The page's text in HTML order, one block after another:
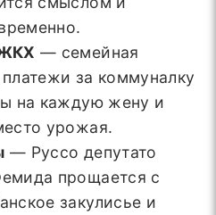
— семейная
за коммуналку
на каждую жену и
урожая.
— Руссо депутато
прощается с
закулисье и